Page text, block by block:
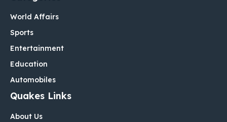
World Affairs
Sports
Entertainment
Education
Automobiles
Quakes Links
About Us